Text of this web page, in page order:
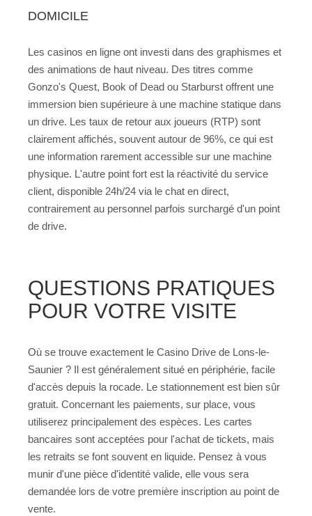
DOMICILE
Les casinos en ligne ont investi dans des graphismes et
des animations de haut niveau. Des titres comme
Gonzo's Quest, Book of Dead ou Starburst offrent une
immersion bien supérieure à une machine statique dans
un drive. Les taux de retour aux joueurs (RTP) sont
clairement affichés, souvent autour de 96%, ce qui est
une information rarement accessible sur une machine
physique. L'autre point fort est la réactivité du service
client, disponible 24h/24 via le chat en direct,
contrairement au personnel parfois surchargé d'un point
de drive.
QUESTIONS PRATIQUES
POUR VOTRE VISITE
Où se trouve exactement le Casino Drive de Lons-le-
Saunier ? Il est généralement situé en périphérie, facile
d'accès depuis la rocade. Le stationnement est bien sûr
gratuit. Concernant les paiements, sur place, vous
utiliserez principalement des espèces. Les cartes
bancaires sont acceptées pour l'achat de tickets, mais
les retraits se font souvent en liquide. Pensez à vous
munir d'une pièce d'identité valide, elle vous sera
demandée lors de votre première inscription au point de
vente.